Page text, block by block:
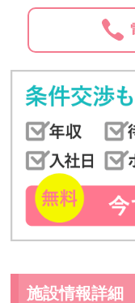
施設情報詳細